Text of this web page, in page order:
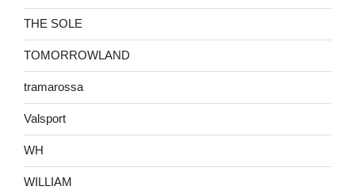
THE SOLE
TOMORROWLAND
tramarossa
Valsport
WH
WILLIAM